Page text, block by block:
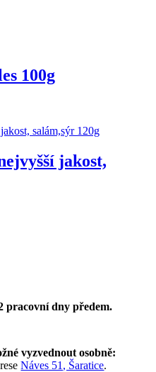
100g
jakost,
pracovní dny předem.
vyzvednout osobně:
Náves 51, Šaratice.